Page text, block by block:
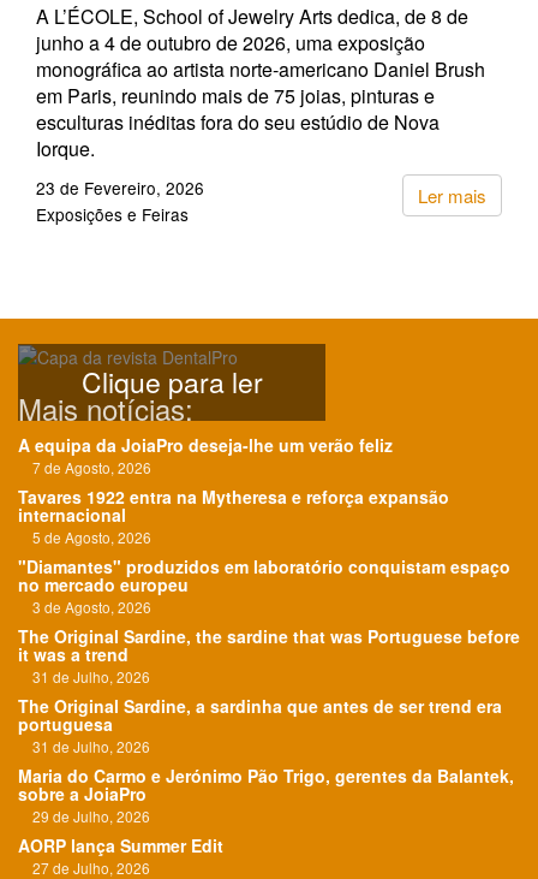
A L’ÉCOLE, School of Jewelry Arts dedica, de 8 de
junho a 4 de outubro de 2026, uma exposição
monográfica ao artista norte‑americano Daniel Brush
em Paris, reunindo mais de 75 joias, pinturas e
esculturas inéditas fora do seu estúdio de Nova
Iorque.
Ler mais
23 de Fevereiro, 2026
Exposições e Feiras
Clique para ler
Mais notícias:
A equipa da JoiaPro deseja-lhe um verão feliz
7 de Agosto, 2026
Tavares 1922 entra na Mytheresa e reforça expansão
internacional
5 de Agosto, 2026
"Diamantes" produzidos em laboratório conquistam espaço
no mercado europeu
3 de Agosto, 2026
The Original Sardine, the sardine that was Portuguese before
it was a trend
31 de Julho, 2026
The Original Sardine, a sardinha que antes de ser trend era
portuguesa
31 de Julho, 2026
Maria do Carmo e Jerónimo Pão Trigo, gerentes da Balantek,
sobre a JoiaPro
29 de Julho, 2026
AORP lança Summer Edit
27 de Julho, 2026